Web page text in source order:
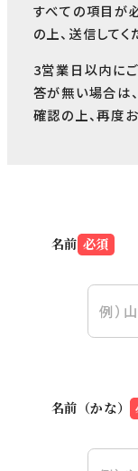
すべての項目が
の上、送信してく
3営業日以内に
答が無い場合は
確認の上、再度
名前 必須
名前（かな）